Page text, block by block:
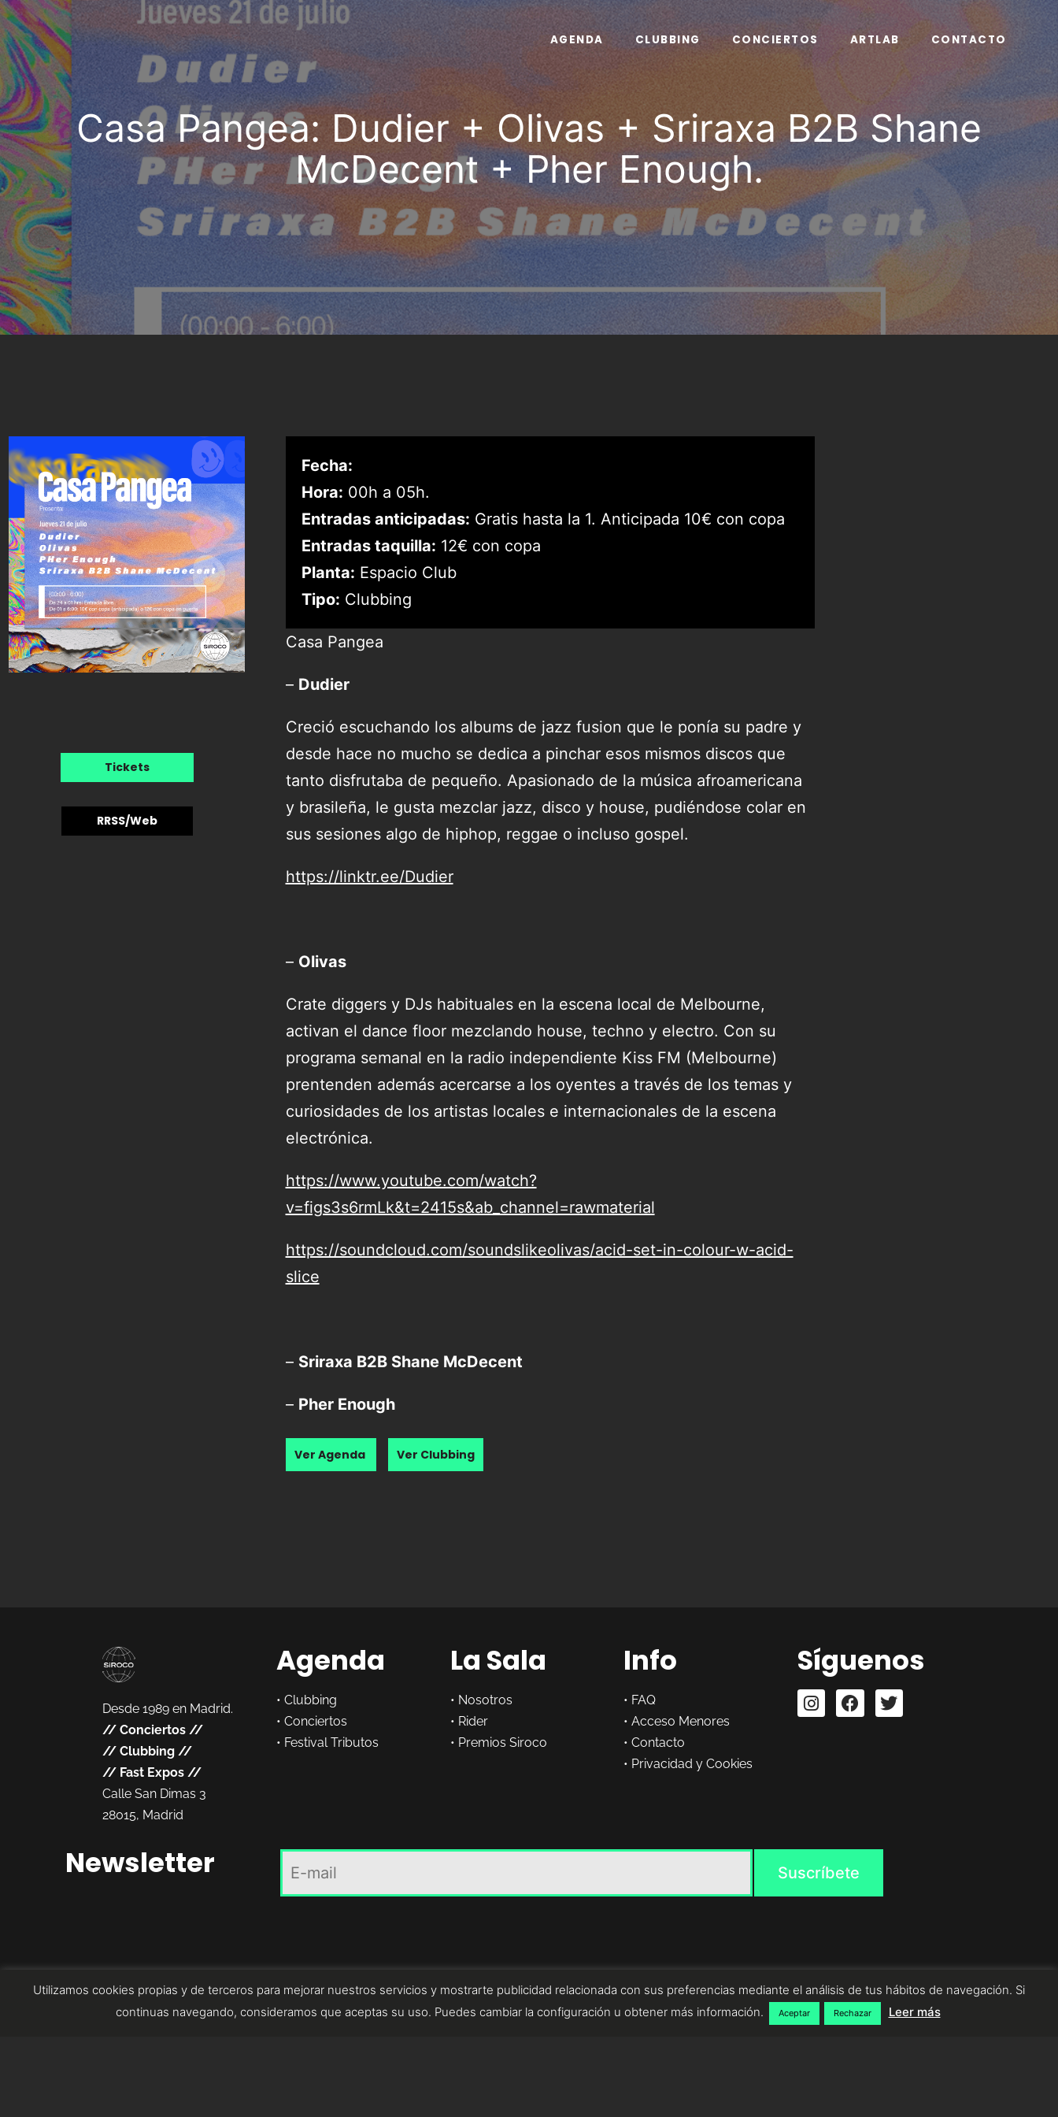
AGENDA CLUBBING CONCIERTOS ARTLAB CONTACTO
Casa Pangea: Dudier + Olivas + Sriraxa B2B Shane
McDecent + Pher Enough.
Tickets
RRSS/Web
Fecha:
Hora: 00h a 05h.
Entradas anticipadas: Gratis hasta la 1. Anticipada 10€ con copa
Entradas taquilla: 12€ con copa
Planta: Espacio Club
Tipo: Clubbing
Casa Pangea
– Dudier
Creció escuchando los albums de jazz fusion que le ponía su padre y
desde hace no mucho se dedica a pinchar esos mismos discos que
tanto disfrutaba de pequeño. Apasionado de la música afroamericana
y brasileña, le gusta mezclar jazz, disco y house, pudiéndose colar en
sus sesiones algo de hiphop, reggae o incluso gospel.
https://linktr.ee/Dudier
– Olivas
Crate diggers y DJs habituales en la escena local de Melbourne,
activan el dance floor mezclando house, techno y electro. Con su
programa semanal en la radio independiente Kiss FM (Melbourne)
prentenden además acercarse a los oyentes a través de los temas y
curiosidades de los artistas locales e internacionales de la escena
electrónica.
https://www.youtube.com/watch?
v=figs3s6rmLk&t=2415s&ab_channel=rawmaterial
https://soundcloud.com/soundslikeolivas/acid-set-in-colour-w-acid-
slice
– Sriraxa B2B Shane McDecent
– Pher Enough
Ver Agenda Ver Clubbing
Desde 1989 en Madrid.
// Conciertos //
// Clubbing //
// Fast Expos //
Calle San Dimas 3
28015, Madrid
Agenda
• Clubbing
• Conciertos
• Festival Tributos
La Sala
• Nosotros
• Rider
• Premios Siroco
Info
• FAQ
•Acceso Menores
•Contacto
• Privacidad y Cookies
Síguenos
Newsletter
Utilizamos cookies propias y de terceros para mejorar nuestros servicios y mostrarte publicidad relacionada con sus preferencias mediante el análisis de tus hábitos de navegación. Si
continuas navegando, consideramos que aceptas su uso. Puedes cambiar la configuración u obtener más información.
Aceptar Rechazar Leer más